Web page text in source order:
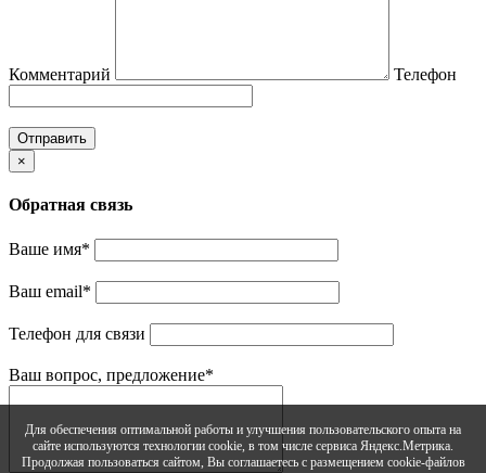
Комментарий Телефон
Отправить
×
Обратная связь
Ваше имя*
Ваш email*
Телефон для связи
Ваш вопрос, предложение*
Для обеспечения оптимальной работы и улучшения пользовательского опыта на
сайте используются технологии cookie, в том числе сервиса Яндекс.Метрика.
Продолжая пользоваться сайтом, Вы соглашаетесь с размещением cookie-файлов